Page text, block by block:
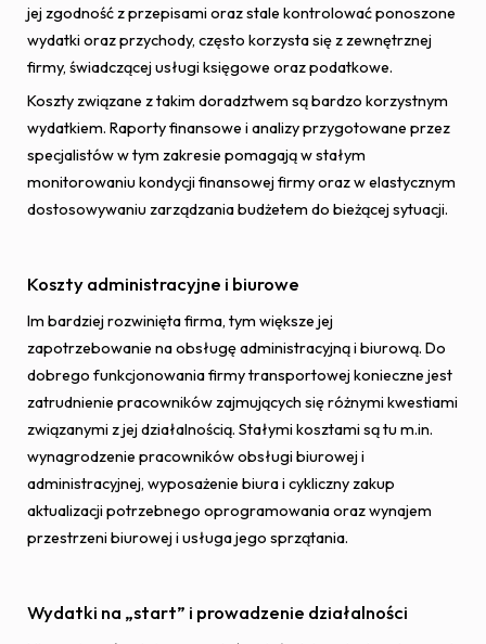
jej zgodność z przepisami oraz stale kontrolować ponoszone
wydatki oraz przychody, często korzysta się z zewnętrznej
firmy, świadczącej usługi księgowe oraz podatkowe.
Koszty związane z takim doradztwem są bardzo korzystnym
wydatkiem. Raporty finansowe i analizy przygotowane przez
specjalistów w tym zakresie pomagają w stałym
monitorowaniu kondycji finansowej firmy oraz w elastycznym
dostosowywaniu zarządzania budżetem do bieżącej sytuacji.
Koszty administracyjne i biurowe
Im bardziej rozwinięta firma, tym większe jej
zapotrzebowanie na obsługę administracyjną i biurową. Do
dobrego funkcjonowania firmy transportowej konieczne jest
zatrudnienie pracowników zajmujących się różnymi kwestiami
związanymi z jej działalnością. Stałymi kosztami są tu m.in.
wynagrodzenie pracowników obsługi biurowej i
administracyjnej, wyposażenie biura i cykliczny zakup
aktualizacji potrzebnego oprogramowania oraz wynajem
przestrzeni biurowej i usługa jego sprzątania.
Wydatki na „start” i prowadzenie działalności